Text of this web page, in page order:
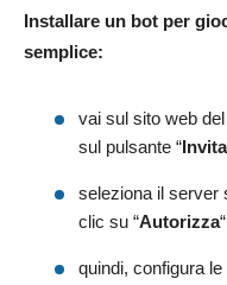
Installare un bot per
semplice:
vai sul sito web
sul pulsante “Invita
seleziona il server
clic su “Autorizza
quindi, configura